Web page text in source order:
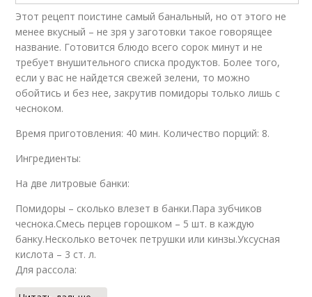
Этот рецепт поистине самый банальный, но от этого не
менее вкусный – не зря у заготовки такое говорящее
название. Готовится блюдо всего сорок минут и не
требует внушительного списка продуктов. Более того,
если у вас не найдется свежей зелени, то можно
обойтись и без нее, закрутив помидоры только лишь с
чесноком.
Время приготовления: 40 мин. Количество порций: 8.
Ингредиенты:
На две литровые банки:
Помидоры – сколько влезет в банки.Пара зубчиков
чеснока.Смесь перцев горошком – 5 шт. в каждую
банку.Несколько веточек петрушки или кинзы.Уксусная
кислота – 3 ст. л.
Для рассола: